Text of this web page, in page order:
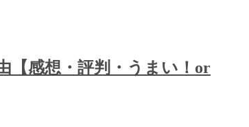
【感想・評判・うまい！or